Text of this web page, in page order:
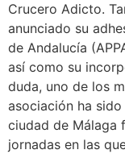
Crucero Adicto.
anunciado su
de Andalucía
así como su
duda, uno de los
asociación ha sido
ciudad de Málaga
jornadas en las